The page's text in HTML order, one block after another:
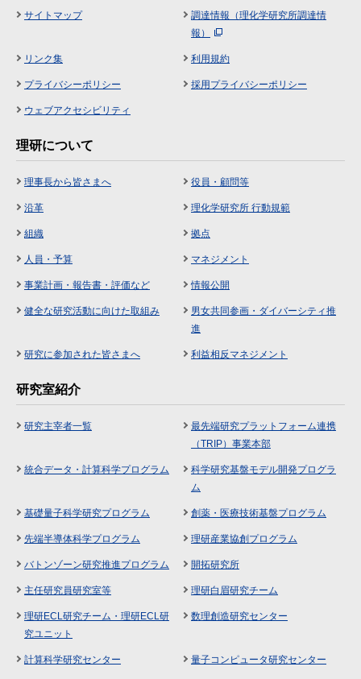
サイトマップ
調達情報（理化学研究所調達情
報）
リンク集 利用規約
プライバシーポリシー 採用プライバシーポリシー
ウェブアクセシビリティ
理研について
理事長から皆さまへ 役員・顧問等
沿革 理化学研究所 行動規範
組織 拠点
人員・予算 マネジメント
事業計画・報告書・評価など 情報公開
健全な研究活動に向けた取組み
男女共同参画・ダイバーシティ推
進
研究に参加された皆さまへ 利益相反マネジメント
研究室紹介
研究主宰者一覧
最先端研究プラットフォーム連携
（TRIP）事業本部
統合データ・計算科学プログラム
科学研究基盤モデル開発プログラ
ム
基礎量子科学研究プログラム 創薬・医療技術基盤プログラム
先端半導体科学プログラム 理研産業協創プログラム
バトンゾーン研究推進プログラム 開拓研究所
主任研究員研究室等 理研白眉研究チーム
理研ECL研究チーム・理研ECL研
究ユニット
数理創造研究センター
計算科学研究センター 量子コンピュータ研究センター